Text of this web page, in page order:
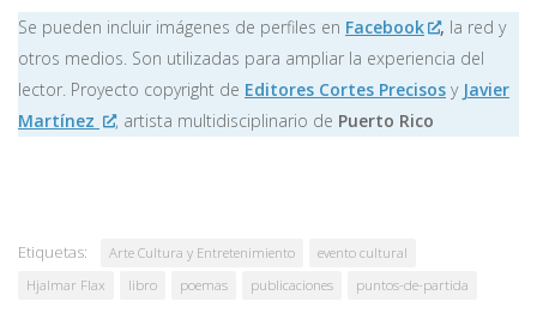
Se pueden incluir imágenes de perfiles en Facebook , la red y
otros medios. Son utilizadas para ampliar la experiencia del
lector. Proyecto copyright de Editores Cortes Precisos y Javier
Martínez
, artista multidisciplinario de Puerto Rico
Etiquetas: Arte Cultura y Entretenimiento
evento cultural
Hjalmar Flax
libro poemas publicaciones puntos-de-partida